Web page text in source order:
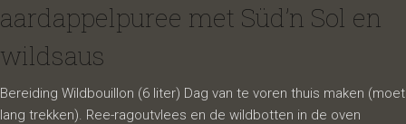
aardappelpuree met Süd’n Sol en
wildsaus
Bereiding Wildbouillon (6 liter) Dag van te voren thuis maken (moet
lang trekken). Ree-ragoutvlees en de wildbotten in de oven